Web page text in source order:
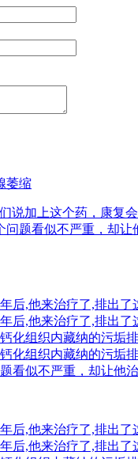
萎缩
说加上这个药，康复
问题看似不严重，却让
后,他来治疗了,排出
后,他来治疗了,排出
化组织内藏纳的污垢
化组织内藏纳的污垢
看似不严重，却让他
后,他来治疗了,排出
后,他来治疗了,排出